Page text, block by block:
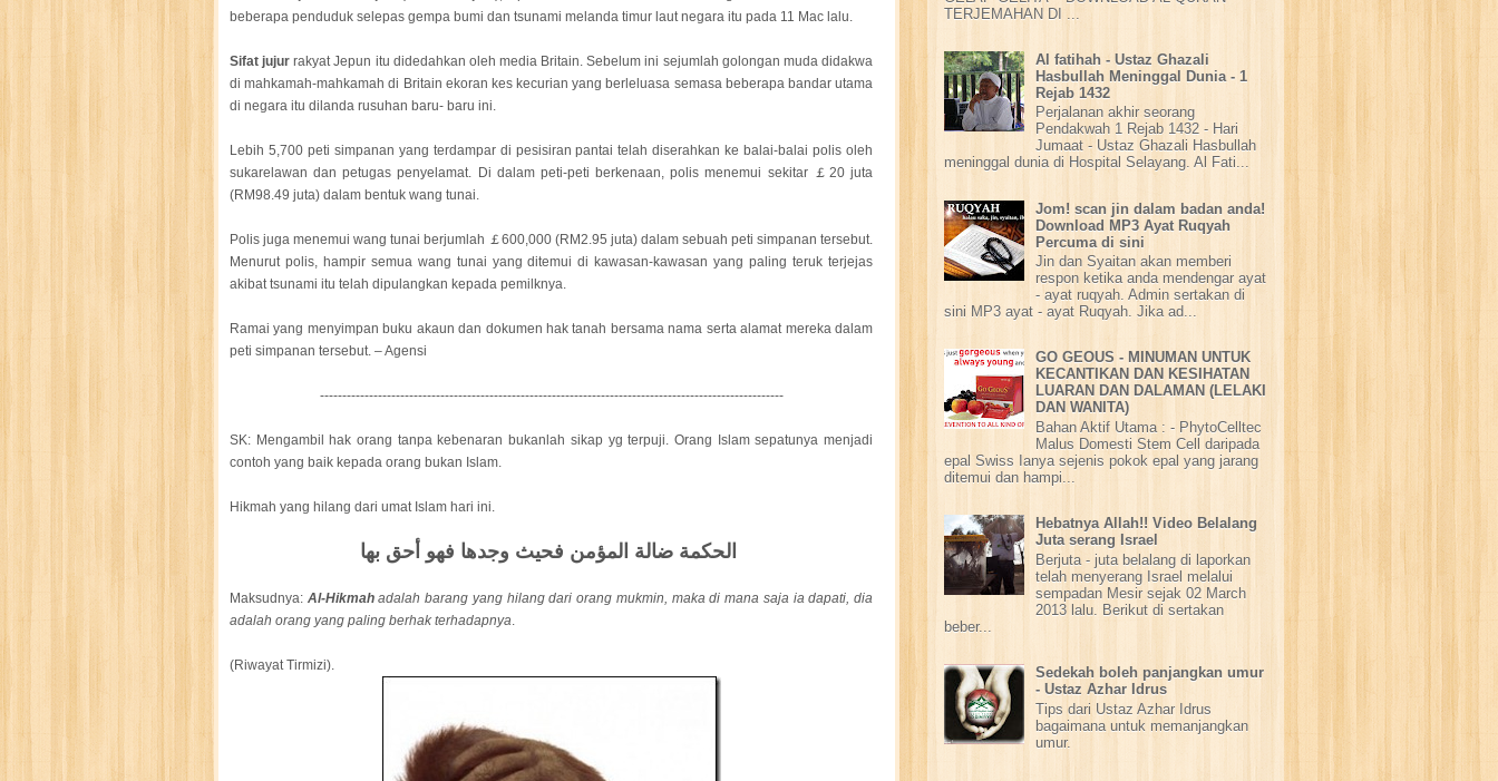
beberapa penduduk selepas gempa bumi dan tsunami melanda timur laut negara itu pada 11 Mac lalu.
Sifat jujur rakyat Jepun itu didedahkan oleh media Britain. Sebelum ini sejumlah golongan muda didakwa
di mahkamah-mahkamah di Britain ekoran kes kecurian yang berleluasa semasa beberapa bandar utama
di negara itu dilanda rusuhan baru- baru ini.
Lebih 5,700 peti simpanan yang terdampar di pesisiran pantai telah diserahkan ke balai-balai polis oleh
sukarelawan dan petugas penyelamat. Di dalam peti-peti berkenaan, polis menemui sekitar ￡20 juta
(RM98.49 juta) dalam bentuk wang tunai.
Polis juga menemui wang tunai berjumlah ￡600,000 (RM2.95 juta) dalam sebuah peti simpanan tersebut.
Menurut polis, hampir semua wang tunai yang ditemui di kawasan-kawasan yang paling teruk terjejas
akibat tsunami itu telah dipulangkan kepada pemilknya.
Ramai yang menyimpan buku akaun dan dokumen hak tanah bersama nama serta alamat mereka dalam
peti simpanan tersebut. – Agensi
--------------------------------------------------------------------------------------------------------
SK: Mengambil hak orang tanpa kebenaran bukanlah sikap yg terpuji. Orang Islam sepatunya menjadi
contoh yang baik kepada orang bukan Islam.
Hikmah yang hilang dari umat Islam hari ini.
Maksudnya: Al-Hikmahadalah barang yang hilang dari orang mukmin, maka di mana saja ia dapati, dia
adalah orang yang paling berhak terhadapnya.
(Riwayat Tirmizi).
TERJEMAHAN DI ...
Al fatihah - Ustaz Ghazali
Hasbullah Meninggal Dunia - 1
Rejab 1432
Perjalanan akhir seorang
Pendakwah 1 Rejab 1432 - Hari
Jumaat - Ustaz Ghazali Hasbullah
meninggal dunia di Hospital Selayang. Al Fati...
Jom! scan jin dalam badan anda!
Download MP3 Ayat Ruqyah
Percuma di sini
Jin dan Syaitan akan memberi
respon ketika anda mendengar ayat
- ayat ruqyah. Admin sertakan di
sini MP3 ayat - ayat Ruqyah. Jika ad...
GO GEOUS - MINUMAN UNTUK
KECANTIKAN DAN KESIHATAN
LUARAN DAN DALAMAN (LELAKI
DAN WANITA)
Bahan Aktif Utama : - PhytoCelltec
Malus Domesti Stem Cell daripada
epal Swiss Ianya sejenis pokok epal yang jarang
ditemui dan hampi...
Hebatnya Allah!! Video Belalang
Juta serang Israel
Berjuta - juta belalang di laporkan
telah menyerang Israel melalui
sempadan Mesir sejak 02 March
2013 lalu. Berikut di sertakan
beber...
Sedekah boleh panjangkan umur
- Ustaz Azhar Idrus
Tips dari Ustaz Azhar Idrus
bagaimana untuk memanjangkan
umur.